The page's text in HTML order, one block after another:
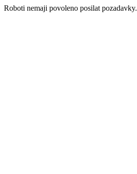
Roboti nemaji povoleno posilat pozadavky.